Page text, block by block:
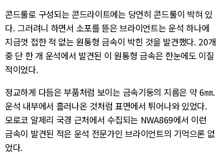
콘드룰로 구성되는 콘드라이트에는 당연히 콘드룰이 박혀 있
다. 그러려니 하면서 소포를 뜯은 브라이언트는 운석 하나에
지금껏 접한 적 없는 원통형 금속이 박힌 것을 발견했다. 20개
중 단 한 개 운석에서 발견된 이 원통형 금속은 한눈에도 이질
적이었다.
정교하게 다듬은 부품처럼 보이는 금속기둥의 지름은 약 6㎜.
운석 내부에서 흘러나온 것처럼 표면에서 튀어나와 있었다.
모로코 알제리 국경 근처에서 수집되는 NWA869에서 이런
금속이 발견된 적은 운석 전문가인 브라이언트의 기억으론 없
었다.